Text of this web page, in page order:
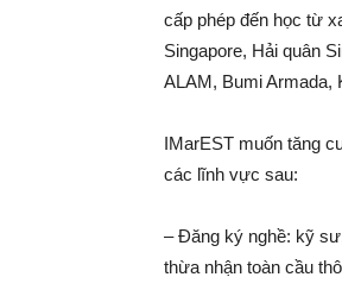
cấp phép đến học từ
Singapore, Hải quân
ALAM, Bumi Armada,
IMarEST muốn tăng
các lĩnh vực sau:
– Đăng ký nghề: kỹ
thừa nhận toàn cầu